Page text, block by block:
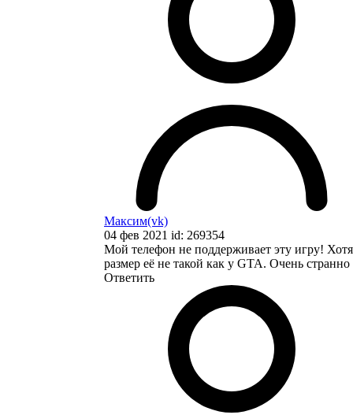
Максим(vk)
04 фев 2021 id: 269354
Мой телефон не поддерживает эту игру! Хотя
размер её не такой как у GTA. Очень странно
Ответить